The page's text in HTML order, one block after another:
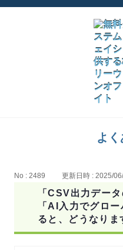
よ
No : 2489 更新日時 : 2025/
「CSV出力デー
「AI入力でグロ
ると、どうなりま